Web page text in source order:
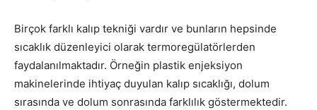
Birçok farklı kalıp tekniği vardır ve bunların hepsinde
sıcaklık düzenleyici olarak termoregülatörlerden
faydalanılmaktadır. Örneğin plastik enjeksiyon
makinelerinde ihtiyaç duyulan kalıp sıcaklığı, dolum
sırasında ve dolum sonrasında farklılık göstermektedir.